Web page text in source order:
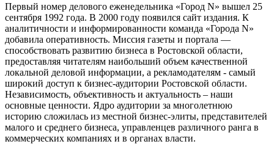
Первый номер делового еженедельника «Город N» вышел 25
сентября 1992 года. В 2000 году появился сайт издания. К
аналитичности и информированности команда «Города N»
добавила оперативность. Миссия газеты и портала —
способствовать развитию бизнеса в Ростовской области,
предоставляя читателям наибольший объем качественной
локальной деловой информации, а рекламодателям - самый
широкий доступ к бизнес-аудитории Ростовской области.
Независимость, объективность и актуальность – наши
основные ценности. Ядро аудитории за многолетнюю
историю сложилась из местной бизнес-элиты, представителей
малого и среднего бизнеса, управленцев различного ранга в
коммерческих компаниях и в органах власти.